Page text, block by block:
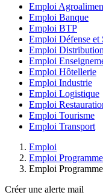
Emploi
Emploi Banque
Emploi BTP
Emploi Défense et
Emploi Distribution
Emploi
Emploi Hôtellerie
Emploi Industrie
Emploi Logistique
Emploi
Emploi Tourisme
Emploi Transport
Emploi
Emploi
Emploi
Créer une alerte mail